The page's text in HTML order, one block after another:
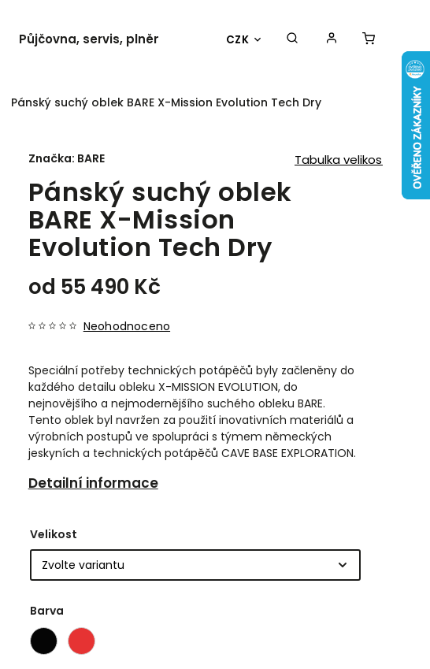
CZK
Půjčovna, servis, plnění Události Kontakty
Pánský suchý oblek BARE X-Mission Evolution Tech Dry
Pánský suchý oblek
BARE X-Mission
Evolution Tech Dry
od 55 490 Kč
Neohodnoceno
Speciální potřeby technických potápěčů byly začleněny do
každého detailu obleku X-MISSION EVOLUTION, do
nejnovějšího a nejmodernějšího suchého obleku BARE.
Tento oblek byl navržen za použití inovativních materiálů a
výrobních postupů ve spolupráci s týmem německých
jeskyních a technických potápěčů CAVE BASE EXPLORATION.
Detailní informace
Tabulka velikostí
Značka: BARE
Velikost
Barva